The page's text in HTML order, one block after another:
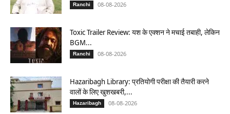
Ranchi 08-08-2026
Toxic Trailer Review: यश के एक्शन ने मचाई तबाही, लेकिन
BGM...
Ranchi 08-08-2026
Hazaribagh Library: प्रतियोगी परीक्षा की तैयारी करने
वालों के लिए खुशखबरी,...
Hazaribagh 08-08-2026